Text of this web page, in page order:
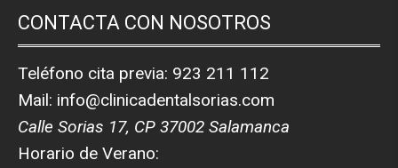
CONTACTA CON NOSOTROS
Teléfono cita previa: 923 211 112
Mail: info@clinicadentalsorias.com
Calle Sorias 17, CP 37002 Salamanca
Horario de Verano: